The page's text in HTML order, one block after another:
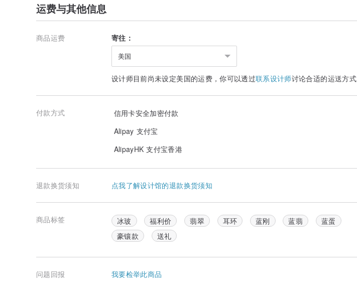
运费与其他信息
商品运费 寄往：
美国
设计师目前尚未设定美国的运费，你可以透过联系设计师讨论合适的运送方式
付款方式
信用卡安全加密付款
Alipay 支付宝
AlipayHK 支付宝香港
退款换货须知 点我了解设计馆的退款换货须知
商品标签 冰玻 福利价 翡翠 耳环 蓝刚 蓝翡
蓝蛋
豪镶款
送礼
问题回报 我要检举此商品